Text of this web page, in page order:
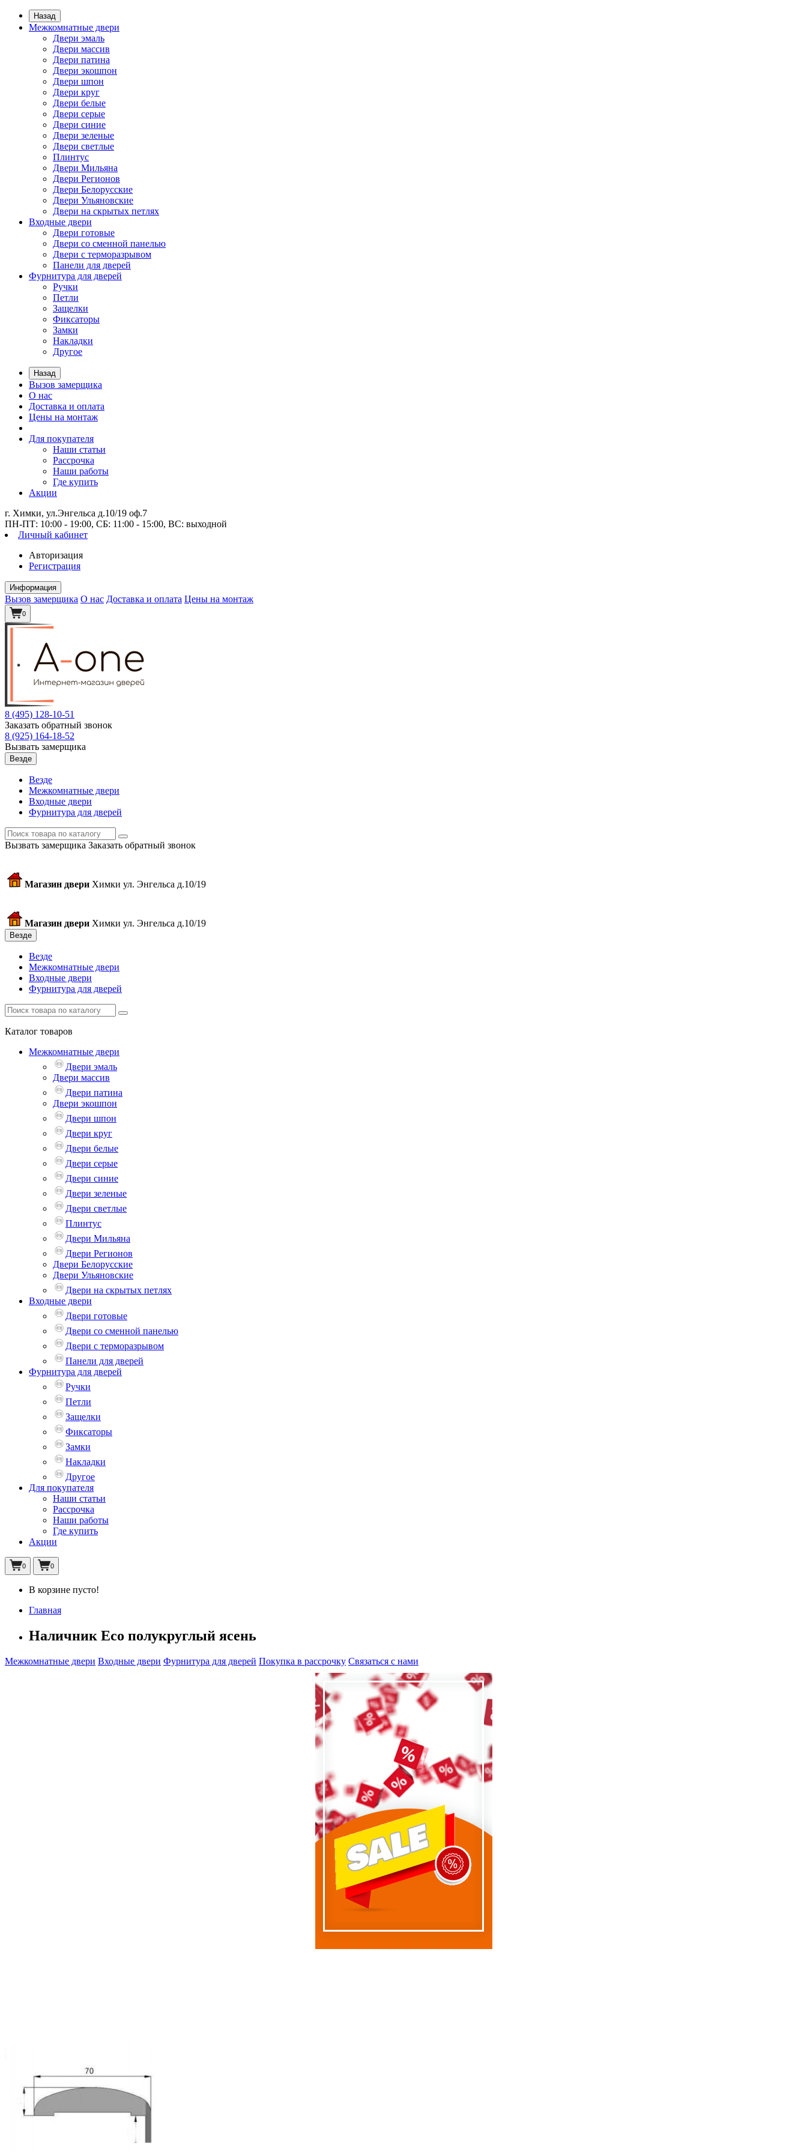
Назад
Межкомнатные двери
Двери эмаль
Двери массив
Двери патина
Двери экошпон
Двери шпон
Двери круг
Двери белые
Двери серые
Двери синие
Двери зеленые
Двери светлые
Плинтус
Двери Мильяна
Двери Регионов
Двери Белорусские
Двери Ульяновские
Двери на скрытых петлях
Входные двери
Двери готовые
Двери со сменной панелью
Двери с терморазрывом
Панели для дверей
Фурнитура для дверей
Ручки
Петли
Защелки
Фиксаторы
Замки
Накладки
Другое
Назад
Вызов замерщика
О нас
Доставка и оплата
Цены на монтаж
Для покупателя
Наши статьи
Рассрочка
Наши работы
Где купить
Акции
г. Химки, ул.Энгельса д.10/19 оф.7
ПН-ПТ: 10:00 - 19:00, СБ: 11:00 - 15:00, ВС: выходной
Личный кабинет
Авторизация
Регистрация
Информация
Вызов замерщика О нас Доставка и оплата Цены на монтаж
0
8 (495) 128-10-51
Заказать обратный звонок
8 (925) 164-18-52
Вызвать замерщика
Везде
Везде
Межкомнатные двери
Входные двери
Фурнитура для дверей
Вызвать замерщика Заказать обратный звонок
Магазин двери Химки ул. Энгельса д.10/19
Магазин двери Химки ул. Энгельса д.10/19
Везде
Везде
Межкомнатные двери
Входные двери
Фурнитура для дверей
Каталог товаров
Межкомнатные двери
Двери эмаль
Двери массив
Двери патина
Двери экошпон
Двери шпон
Двери круг
Двери белые
Двери серые
Двери синие
Двери зеленые
Двери светлые
Плинтус
Двери Мильяна
Двери Регионов
Двери Белорусские
Двери Ульяновские
Двери на скрытых петлях
Входные двери
Двери готовые
Двери со сменной панелью
Двери с терморазрывом
Панели для дверей
Фурнитура для дверей
Ручки
Петли
Защелки
Фиксаторы
Замки
Накладки
Другое
Для покупателя
Наши статьи
Рассрочка
Наши работы
Где купить
Акции
0 0
В корзине пусто!
Главная
Наличник Eco полукруглый ясень
Межкомнатные двери Входные двери Фурнитура для дверей Покупка в рассрочку Связаться с нами